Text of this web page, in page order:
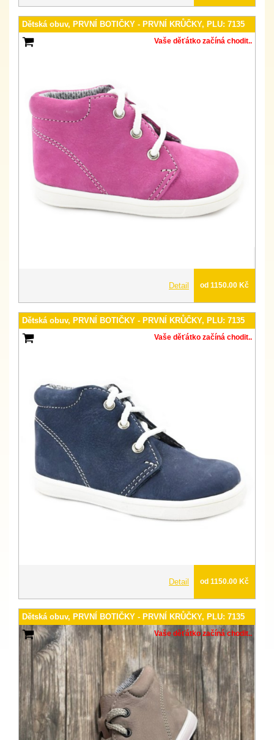
Dětská obuv, PRVNÍ BOTIČKY - PRVNÍ KRŮČKY, PLU: 7135
Vaše děťátko začíná chodit..
Detail od 1150.00 Kč
Dětská obuv, PRVNÍ BOTIČKY - PRVNÍ KRŮČKY, PLU: 7135
Vaše děťátko začíná chodit..
Detail od 1150.00 Kč
Dětská obuv, PRVNÍ BOTIČKY - PRVNÍ KRŮČKY, PLU: 7135
Vaše děťátko začíná chodit..